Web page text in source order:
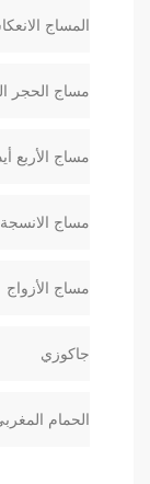
المساج
مساج الحجر
مساج الأربع
مساج الانسجة
مساج الأزواج
جاكوزي
الحمام